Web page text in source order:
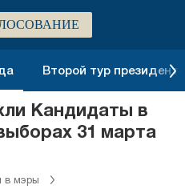
Второй тур
Кандидаты в
31 марта
в мэры